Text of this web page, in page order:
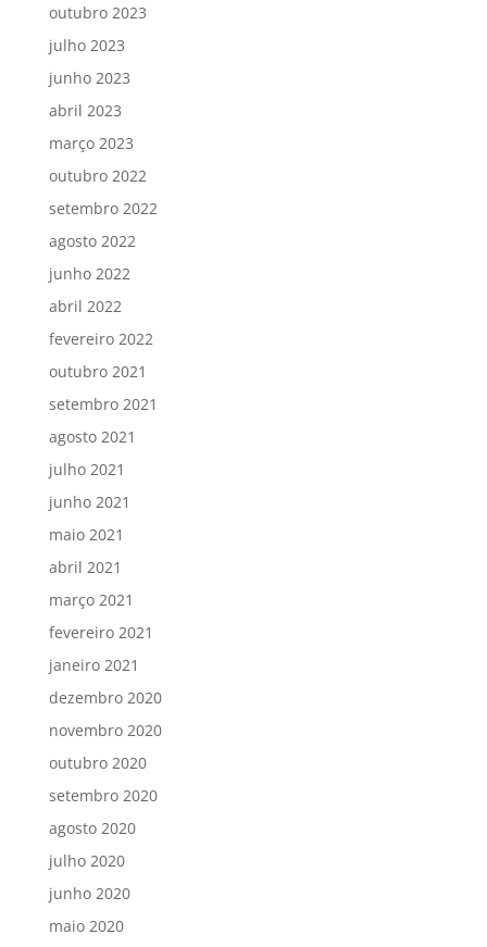
outubro 2023
julho 2023
junho 2023
abril 2023
março 2023
outubro 2022
setembro 2022
agosto 2022
junho 2022
abril 2022
fevereiro 2022
outubro 2021
setembro 2021
agosto 2021
julho 2021
junho 2021
maio 2021
abril 2021
março 2021
fevereiro 2021
janeiro 2021
dezembro 2020
novembro 2020
outubro 2020
setembro 2020
agosto 2020
julho 2020
junho 2020
maio 2020